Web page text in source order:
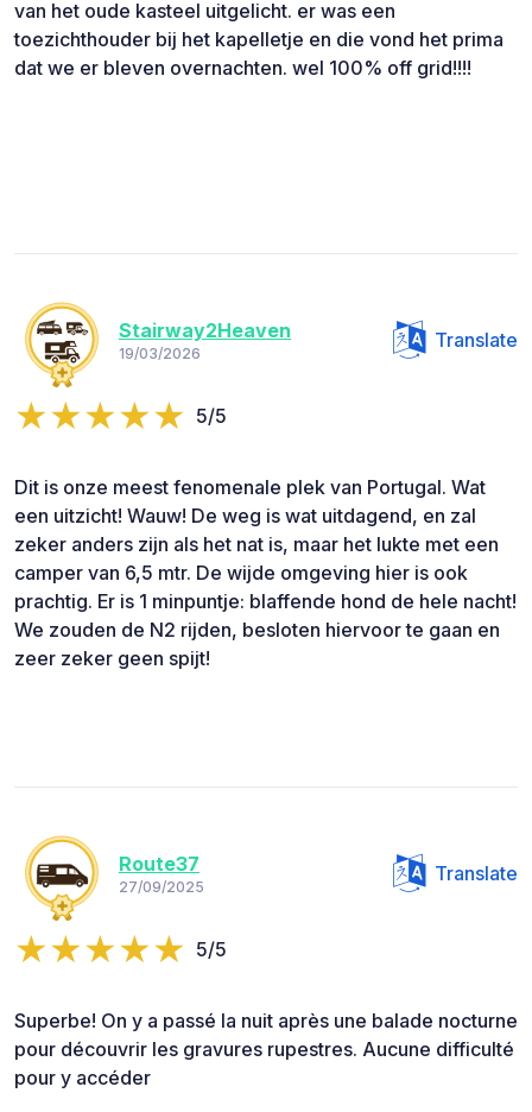
van het oude kasteel uitgelicht. er was een
toezichthouder bij het kapelletje en die vond het prima
dat we er bleven overnachten. wel 100% off grid!!!!
Stairway2Heaven
19/03/2026
Translate
5/5
Dit is onze meest fenomenale plek van Portugal. Wat
een uitzicht! Wauw! De weg is wat uitdagend, en zal
zeker anders zijn als het nat is, maar het lukte met een
camper van 6,5 mtr. De wijde omgeving hier is ook
prachtig. Er is 1 minpuntje: blaffende hond de hele nacht!
We zouden de N2 rijden, besloten hiervoor te gaan en
zeer zeker geen spijt!
Route37
27/09/2025
Translate
5/5
Superbe! On y a passé la nuit après une balade nocturne
pour découvrir les gravures rupestres. Aucune difficulté
pour y accéder